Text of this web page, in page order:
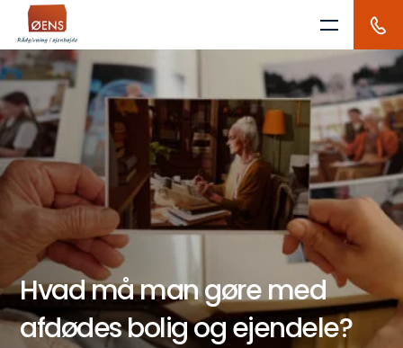
Skip
content
Hvad må man gøre med
afdødes bolig og ejendele?